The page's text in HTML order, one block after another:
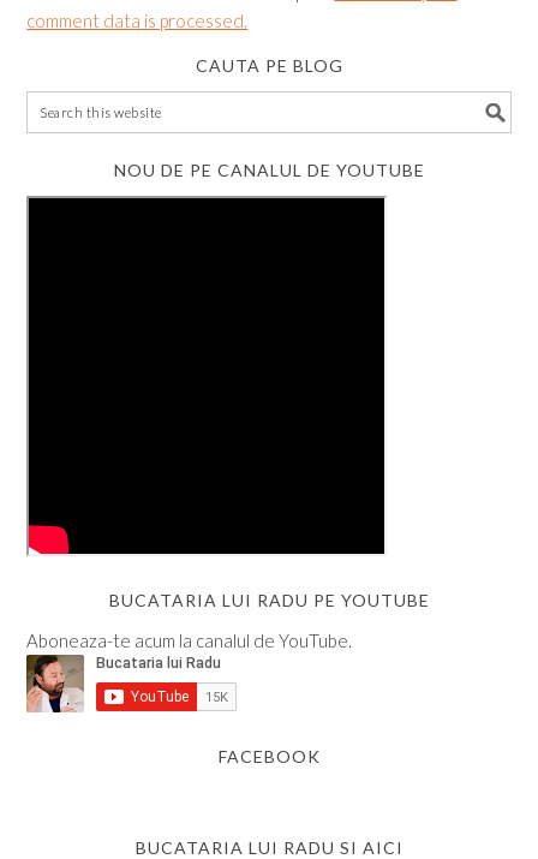
comment data is processed.
CAUTA PE BLOG
NOU DE PE CANALUL DE YOUTUBE
BUCATARIA LUI RADU PE YOUTUBE
Aboneaza-te acum la canalul de YouTube.
FACEBOOK
BUCATARIA LUI RADU SI AICI